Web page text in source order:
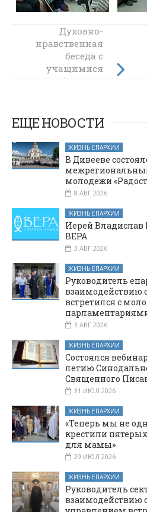
В лагере
«Держава»
прошло занятие
о святых июня
Духовно-
нравственная
беседа с
учащимися
казачьей школы
ЕЩЕ НОВОСТИ
ЖИЗНЬ ЕПАРХИИ
В Дивееве
молодежи
8 АВГ 2026
ЖИЗНЬ ЕПАРХИИ
Иерей Владислав
ВЕРА
3 АВГ 2026
ЖИЗНЬ ЕПАРХИИ
Руководитель
взаимодействию
встретился с
3 АВГ 2026
ЖИЗНЬ ЕПАРХИИ
Состоялся
летию
Священного
31 ИЮЛ 2026
ЖИЗНЬ ЕПАРХИИ
«Теперь мы не
крестили
для мамы»
29 ИЮЛ 2026
ЖИЗНЬ ЕПАРХИИ
Руководитель
взаимодействию